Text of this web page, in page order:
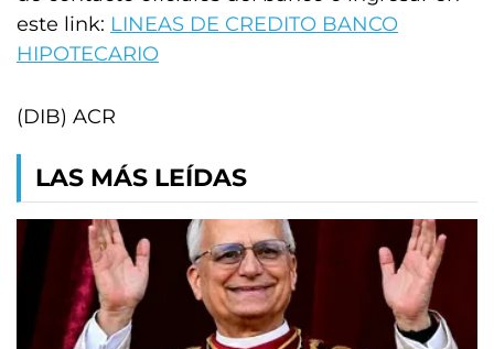
este link: LINEAS DE CREDITO BANCO
HIPOTECARIO
(DIB) ACR
LAS MÁS LEÍDAS